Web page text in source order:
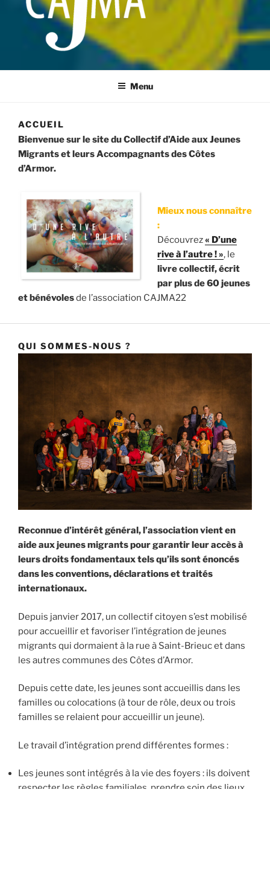
CAJMA22
Collectif d'Aide aux Jeunes Migrants et leurs Accompagnants des
Menu
ACCUEIL
Bienvenue sur le site du Collectif d’Aide aux Jeunes
Migrants et leurs Accompagnants des Côtes
d’Armor.
Mieux nous connaître
:
Découvrez« D’une
rive à l’autre ! », le
livre collectif, écrit
par plus de 60 jeunes
et bénévolesde l’association CAJMA22
QUI SOMMES-NOUS ?
Reconnue d’intérêt général, l’association vient en
aide aux jeunes migrants pour garantir leur accès à
leurs droits fondamentaux tels qu’ils sont énoncés
dans les conventions, déclarations et traités
internationaux.
Depuis janvier 2017, un collectif citoyen s’est mobilisé
pour accueillir et favoriser l’intégration de jeunes
migrants qui dormaient à la rue à Saint-Brieuc et dans
les autres communes des Côtes d’Armor.
Depuis cette date, les jeunes sont accueillis dans les
familles ou colocations (à tour de rôle, deux ou trois
familles se relaient pour accueillir un jeune).
Le travail d’intégration prend différentes formes :
Les jeunes sont intégrés à la vie des foyers : ils doivent
respecter les règles familiales, prendre soin des lieux